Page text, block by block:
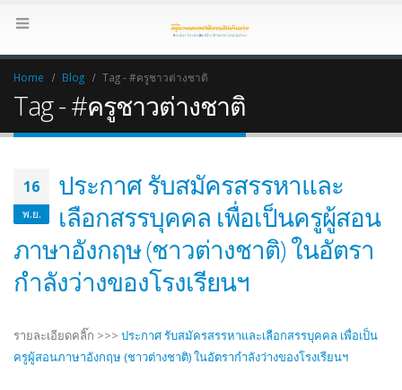
Home Blog Tag -#ครูชาวต่างชาติ
Tag - #ครูชาวต่างชาติ
16
พ.ย.
ประกาศ รับสมัครสรรหาและ
เลือกสรรบุคคล เพื่อเป็นครูผู้สอน
ภาษาอังกฤษ (ชาวต่างชาติ) ในอัตรา
กำลังว่างของโรงเรียนฯ
รายละเอียดคลิ๊ก >>> ประกาศ รับสมัครสรรหาและเลือกสรรบุคคล เพื่อเป็น
ครูผู้สอนภาษาอังกฤษ (ชาวต่างชาติ) ในอัตรากำลังว่างของโรงเรียนฯ